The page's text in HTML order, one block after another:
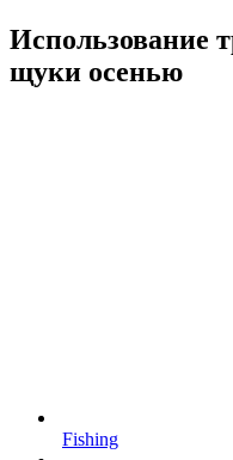
Использование
щуки осенью
Fishing